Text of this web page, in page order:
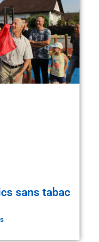
sans tabac